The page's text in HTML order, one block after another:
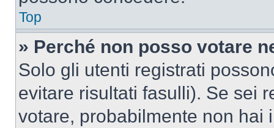
Top
» Perché non posso votare
Solo gli utenti registrati
evitare risultati fasulli). Se sei
votare, probabilmente non hai